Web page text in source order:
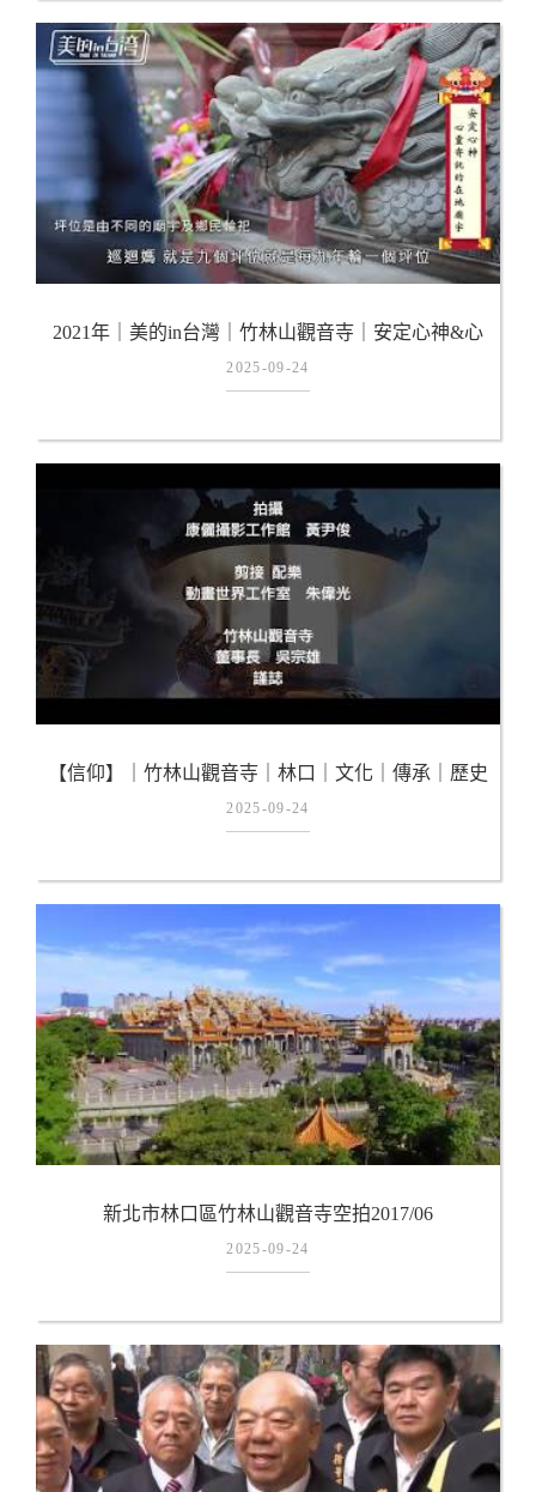
2021年｜美的in台灣｜竹林山觀音寺｜安定心神&心
靈寄託｜在地廟宇｜新年｜竹林寺
2025-09-24
【信仰】｜竹林山觀音寺｜林口｜文化｜傳承｜歷史
｜《2018年第15屆紀錄》
2025-09-24
新北市林口區竹林山觀音寺空拍2017/06
2025-09-24